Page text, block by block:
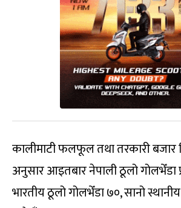
कालीमाटी फलफूल तथा तरकारी बजार
अनुसार आइतबार नेपाली ठूलो गोलभेँडा
भारतीय ठूलो गोलभेँडा ७०, सानो